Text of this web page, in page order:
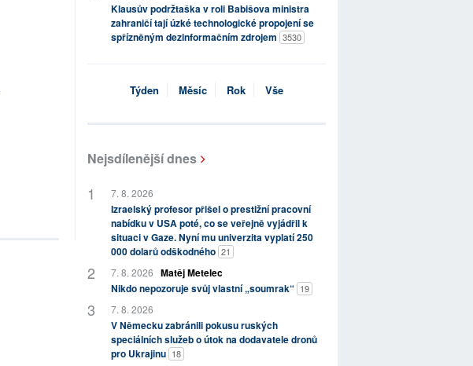
Klausův podržtaška v roli Babišova ministra
zahraničí tají úzké technologické propojení se
spřízněným dezinformačním zdrojem 3530
Týden Měsíc Rok Vše
Nejsdílenější dnes
7. 8. 2026
Izraelský profesor přišel o prestižní pracovní
nabídku v USA poté, co se veřejně vyjádřil k
situaci v Gaze. Nyní mu univerzita vyplatí 250
000 dolarů odškodného 21
7. 8. 2026 Matěj Metelec
Nikdo nepozoruje svůj vlastní „soumrak“ 19
7. 8. 2026
V Německu zabránili pokusu ruských
speciálních služeb o útok na dodavatele dronů
pro Ukrajinu 18